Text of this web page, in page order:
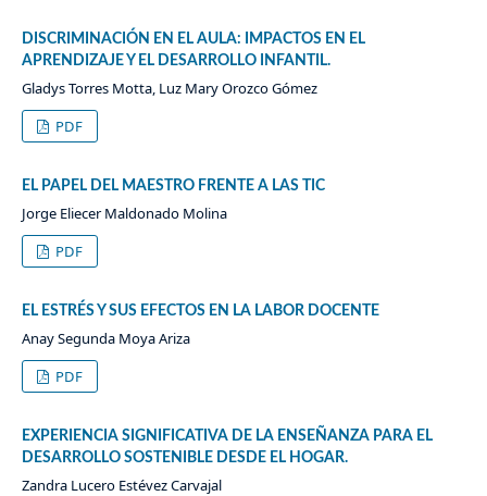
DISCRIMINACIÓN EN EL AULA: IMPACTOS EN EL
APRENDIZAJE Y EL DESARROLLO INFANTIL.
Gladys Torres Motta, Luz Mary Orozco Gómez
PDF
EL PAPEL DEL MAESTRO FRENTE A LAS TIC
Jorge Eliecer Maldonado Molina
PDF
EL ESTRÉS Y SUS EFECTOS EN LA LABOR DOCENTE
Anay Segunda Moya Ariza
PDF
EXPERIENCIA SIGNIFICATIVA DE LA ENSEÑANZA PARA EL
DESARROLLO SOSTENIBLE DESDE EL HOGAR.
Zandra Lucero Estévez Carvajal